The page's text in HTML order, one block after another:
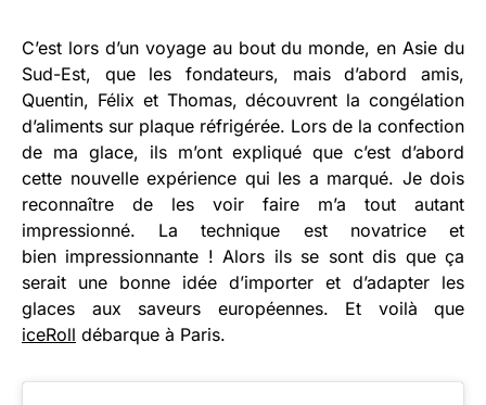
C’est lors d’un voyage au bout du monde, en Asie du
Sud-Est, que les fondateurs, mais d’abord amis,
Quentin, Félix et Thomas, découvrent la congélation
d’aliments sur plaque réfrigérée. Lors de la confection
de ma glace, ils m’ont expliqué que c’est d’abord
cette nouvelle expérience qui les a marqué. Je dois
reconnaître de les voir faire m’a tout autant
impressionné. La technique est novatrice et
bien impressionnante ! Alors ils se sont dis que ça
serait une bonne idée d’importer et d’adapter les
glaces aux saveurs européennes. Et voilà que
iceRoll débarque à Paris.